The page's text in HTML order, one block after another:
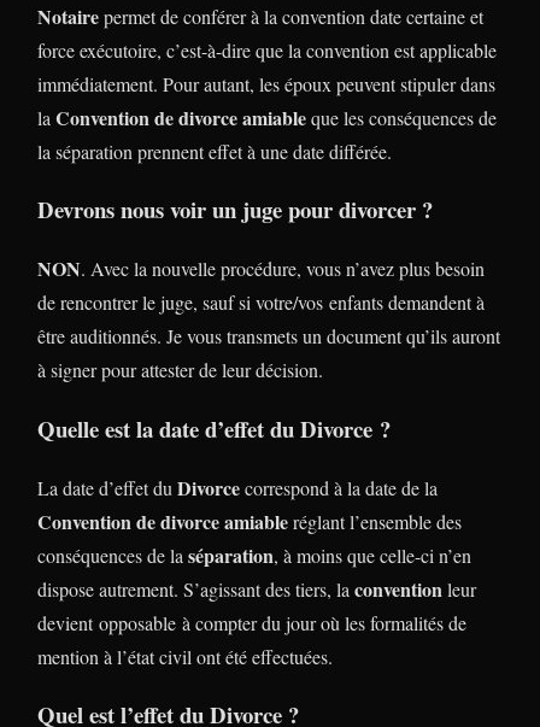
Notairepermet de conférer à la convention date certaine et
force exécutoire, c’est-à-dire que la convention est applicable
immédiatement. Pour autant, les époux peuvent stipuler dans
la Convention de divorce amiableque les conséquences de
la séparation prennent effet à une date différée.
Devrons nous voir un juge pour divorcer ?
NON. Avec la nouvelle procédure, vous n’avez plus besoin
de rencontrer le juge, sauf si votre/vos enfants demandent à
être auditionnés. Je vous transmets un document qu’ils auront
à signer pour attester de leur décision.
Quelle est la date d’effet du Divorce ?
La date d’effet du Divorcecorrespond à la date de la
Convention de divorce amiableréglant l’ensemble des
conséquences de la séparation, à moins que celle-ci n’en
dispose autrement. S’agissant des tiers, la convention leur
devient opposable à compter du jour où les formalités de
mention à l’état civil ont été effectuées.
Quel est l’effet du Divorce ?